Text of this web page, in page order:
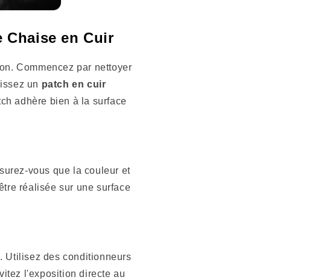
Chaise en Cuir
Commencez par nettoyer
un patch en cuir
adhère bien à la surface
vous que la couleur et
réalisée sur une surface
Utilisez des conditionneurs
l'exposition directe au